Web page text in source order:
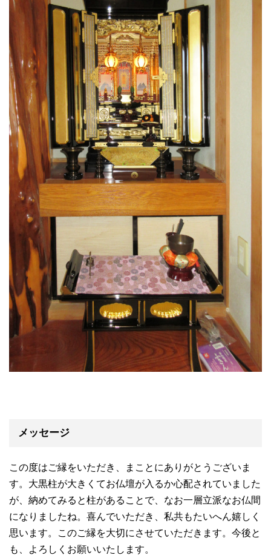
メッセージ
この度はご縁をいただき、まことにありがとうございま
す。大黒柱が大きくてお仏壇が入るか心配されていました
が、納めてみると柱があることで、なお一層立派なお仏間
になりましたね。喜んでいただき、私共もたいへん嬉しく
思います。このご縁を大切にさせていただきます。今後と
も、よろしくお願いいたします。